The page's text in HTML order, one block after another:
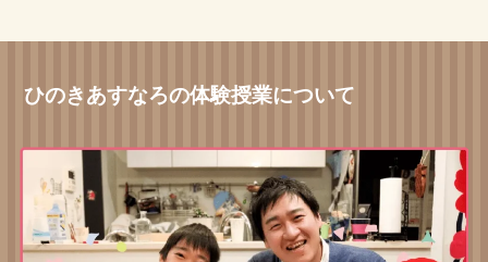
ひのきあすなろの体験授業について